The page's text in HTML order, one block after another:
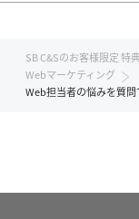
SB C&Sのお客様限定 特
Webマーケティング
Web担当者の悩みを質